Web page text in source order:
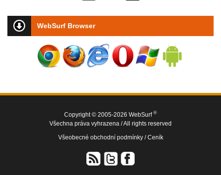
WebSurf Browser
Copyright © 2005-2026 WebSurf ®
Všechna práva vyhrazena / All rights reserved
Všeobecné obchodní podmínky /Ceník